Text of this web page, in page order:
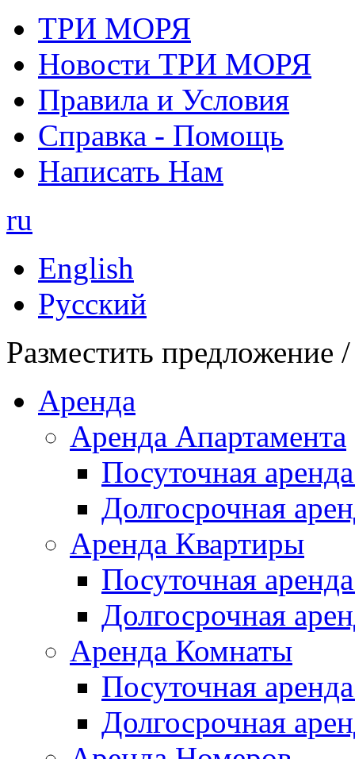
ТРИ МОРЯ
Новости ТРИ МОРЯ
Правила и Условия
Справка - Помощь
Написать Нам
ru
English
Русский
Разместить предложение
Аренда
Аренда Апартамента
Посуточная
Долгосрочная
Аренда Квартиры
Посуточная
Долгосрочная
Аренда Комнаты
Посуточная
Долгосрочная